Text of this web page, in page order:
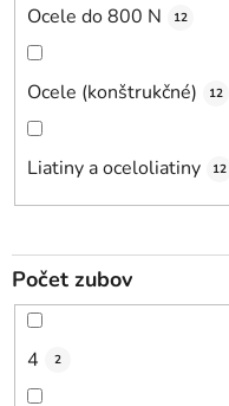
Ocele do 800 N 12
Ocele (konštrukčné) 12
Liatiny a oceloliatiny 12
Počet zubov
4 2